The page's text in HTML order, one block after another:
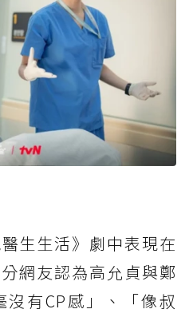
生生活》劇中表現在
網友認為高允貞與鄭
有CP感」、「像叔